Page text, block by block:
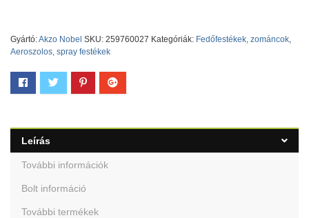
Gyártó:Akzo Nobel SKU: 259760027 Kategóriák: Fedőfestékek, zománcok,
Aeroszolos, spray festékek
Leírás
További információk
Bolt információ
További termékek